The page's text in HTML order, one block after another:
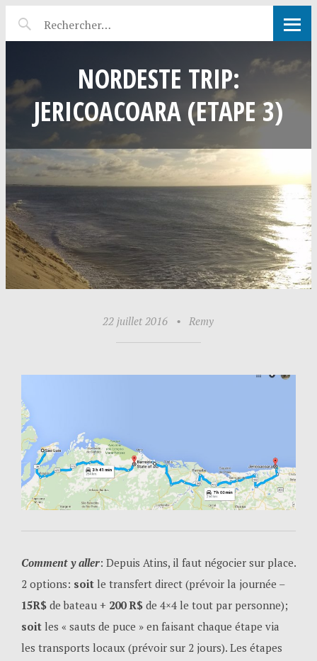
NORDESTE TRIP:
JERICOACOARA (ETAPE 3)
22 juillet 2016 • Remy
Comment y aller: Depuis Atins, il faut négocier sur place.
2 options: soitle transfert direct (prévoir la journée –
15R$de bateau + 200 R$de 4×4 le tout par personne);
soitles « sauts de puce » en faisant chaque étape via
les transports locaux (prévoir sur 2 jours). Les étapes